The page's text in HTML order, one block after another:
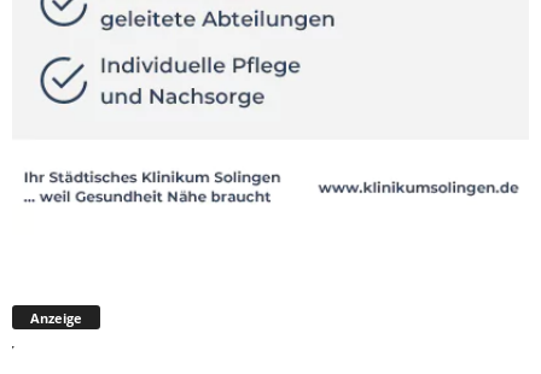
Anzeige